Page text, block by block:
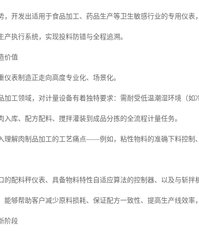
，开发出适用于食品加工、药品生产等卫生敏感行业的专用仪表
执行系统，实现投料防错与全程追溯。
价值
表制造正走向高度专业化、场景化。
加工领域，对计量设备有着独特要求：需耐受低温潮湿环境（
库、配方配料、搅拌灌装到成品分拣的全流程计量任务。
理解肉制品加工的工艺痛点——例如，粘性物料的准确下料控制
的配料秤仪表、具备物料特性自适应算法的控制器、以及与斩拌
能够帮助客户减少原料损耗、保证配方一致性、提高生产线效率
阶段